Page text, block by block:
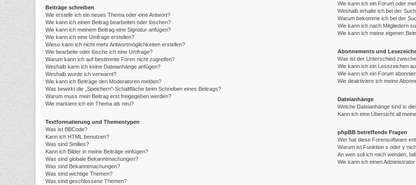
Beiträge schreiben
Wie erstelle ich ein neues Thema oder eine Antwort?
Wie kann ich einen Beitrag bearbeiten oder löschen?
Wie kann ich meinem Beitrag eine Signatur anfügen?
Wie kann ich eine Umfrage erstellen?
Wieso kann ich nicht mehr Antwortmöglichkeiten erstellen?
Wie bearbeite oder lösche ich eine Umfrage?
Warum kann ich auf bestimmte Foren nicht zugreifen?
Weshalb kann ich keine Dateianhänge anfügen?
Weshalb wurde ich verwarnt?
Wie kann ich Beiträge den Moderatoren melden?
Was bewirkt die „Speichern“-Schaltfläche beim Schreiben eines Beitrags?
Warum muss mein Beitrag erst freigegeben werden?
Wie markiere ich ein Thema als neu?
Textformatierung und Thementypen
Was ist BBCode?
Kann ich HTML benutzen?
Was sind Smilies?
Kann ich Bilder in meine Beiträge einfügen?
Was sind globale Bekanntmachungen?
Was sind Bekanntmachungen?
Was sind wichtige Themen?
Was sind geschlossene Themen?
Wie kann ich ein Forum oder
Weshalb erhalte ich bei der
Warum bekomme ich bei der
Wie kann ich nach Mitgliedern
Wie kann ich meine eigenen
Abonnements und
Was ist der Unterschied
Wie kann ich ein Lesezeichen
Wie kann ich ein Forum
Wie deaktiviere ich meine
Dateianhänge
Welche Dateianhänge sind in
Kann ich eine Übersicht all
phpBB betreffende Fragen
Wer hat diese Forensoftware
Warum ist Funktion x oder y
An wen soll ich mich wenden,
Wie kann ich einen